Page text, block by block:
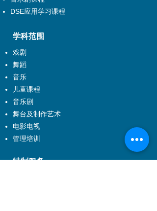
DSE应用学习课程
学科范围
戏剧
舞蹈
音乐
儿童课程
音乐剧
舞台及制作艺术
电影电视
管理培训
特制服务